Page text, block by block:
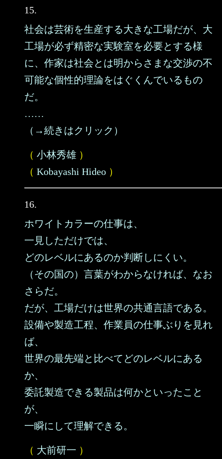
15.
社会は芸術を生産する大きな工場だが、大
工場が必ず精密な実験室を必要とする様
に、作家は社会とは明からさまな交渉の不
可能な個性的理論をはぐくんでいるもの
だ。
……
（→続きはクリック）
（ 小林秀雄 ）
（ Kobayashi Hideo ）
16.
ホワイトカラーの仕事は、
一見しただけでは、
どのレベルにあるのか判断しにくい。
（その国の）言葉がわからなければ、なお
さらだ。
だが、工場だけは世界の共通言語である。
設備や製造工程、作業員の仕事ぶりを見れ
ば、
世界の最先端と比べてどのレベルにある
か、
委託製造できる製品は何かといったこと
が、
一瞬にして理解できる。
（ 大前研一 ）